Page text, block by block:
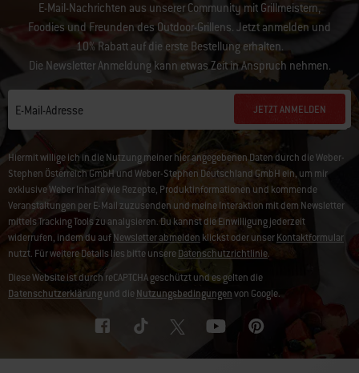
E-Mail-Nachrichten aus unserer Community mit Grillmeistern,
Foodies und Freunden des Outdoor-Grillens. Jetzt anmelden und
10% Rabatt auf die erste Bestellung erhalten.
Die Newsletter Anmeldung kann etwas Zeit in Anspruch nehmen.
E-Mail-Adresse JETZT ANMELDEN
Hiermit willige ich in die Nutzung meiner hier angegebenen Daten durch die Weber-
Stephen Österreich GmbH und Weber-Stephen Deutschland GmbH ein, um mir
exklusive Weber Inhalte wie Rezepte, Produktinformationen und kommende
Veranstaltungen per E-Mail zuzusenden und meine Interaktion mit dem Newsletter
mittels Tracking Tools zu analysieren. Du kannst die Einwilligung jederzeit
widerrufen, indem du aufNewsletter abmelden klickst oder unserKontaktformular
nutzt. Für weitere Details lies bitte unsereDatenschutzrichtlinie.
Diese Website ist durch reCAPTCHA geschützt und es gelten die
Datenschutzerklärungund dieNutzungsbedingungenvon Google.